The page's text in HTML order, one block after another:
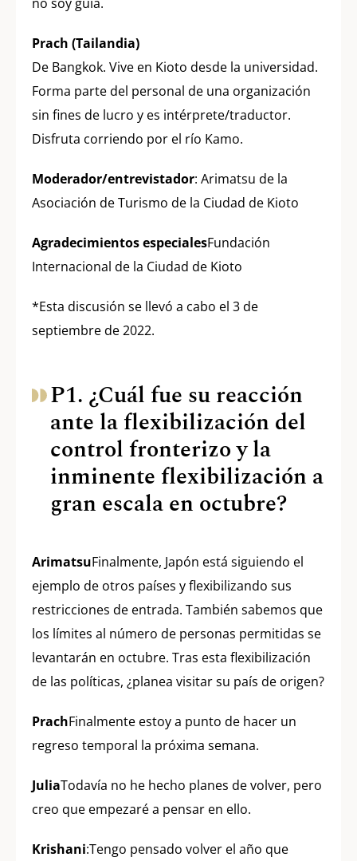
Prach (Tailandia)
De Bangkok. Vive en Kioto desde la universidad.
Forma parte del personal de una organización
sin fines de lucro y es intérprete/traductor.
Disfruta corriendo por el río Kamo.
Moderador/entrevistador: Arimatsu de la
Asociación de Turismo de la Ciudad de Kioto
Agradecimientos especialesFundación
Internacional de la Ciudad de Kioto
*Esta discusión se llevó a cabo el 3 de
septiembre de 2022.
P1. ¿Cuál fue su reacción
ante la flexibilización del
control fronterizo y la
inminente flexibilización a
gran escala en octubre?
ArimatsuFinalmente, Japón está siguiendo el
ejemplo de otros países y flexibilizando sus
restricciones de entrada. También sabemos que
los límites al número de personas permitidas se
levantarán en octubre. Tras esta flexibilización
de las políticas, ¿planea visitar su país de origen?
PrachFinalmente estoy a punto de hacer un
regreso temporal la próxima semana.
JuliaTodavía no he hecho planes de volver, pero
creo que empezaré a pensar en ello.
Krishani:Tengo pensado volver el año que